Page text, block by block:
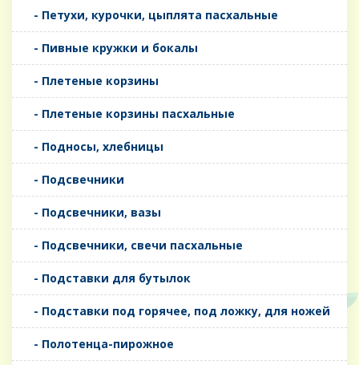
- Петухи, курочки, цыплята пасхальные
- Пивные кружки и бокалы
- Плетеные корзины
- Плетеные корзины пасхальные
- Подносы, хлебницы
- Подсвечники
- Подсвечники, вазы
- Подсвечники, свечи пасхальные
- Подставки для бутылок
- Подставки под горячее, под ложку, для ножей
- Полотенца-пирожное